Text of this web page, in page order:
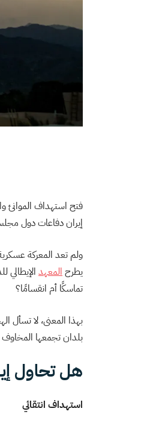
فتح استهداف الموانئ
إيران دفاعات دول
ولم تعد المعركة
يطرحالمعهد
تماسكًا أم انقسامًا؟
بهذا المعنى، لا
بلدان تجمعها المخاوف
هل تحاول
استهداف انتقائي